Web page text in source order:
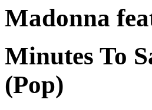
Madonna
Minutes To
(Pop)